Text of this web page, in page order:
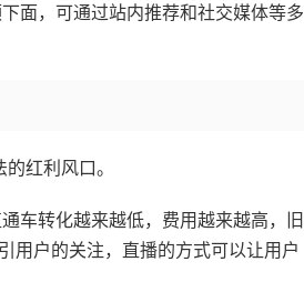
面，可通过站内推荐和社交媒体等多
红利风口。
车转化越来越低，费用越来越高，旧
用户的关注，直播的方式可以让用户